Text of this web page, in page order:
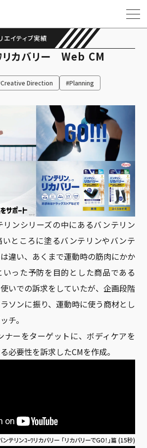
お問い合わせ
エイティブ実績
リカバリー Web CM
Direction
#Planning
ンシリーズの中にあるバンテリン
いところに塗るバンテリンやバンテ
違い、あくまで運動時の筋肉にかか
った予防を目的とした商品である
いでの訴求をしていたが、企画段階
ソンに振り、運動時に使う商材とし
チ。
ナーをターゲットに、ボディケアを
必要性を訴求したCMを作成。
ンテリンｺｰﾜリカバリー 「リカバリーでGO！」篇 (15秒)